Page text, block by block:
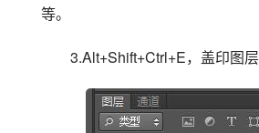
等。
3.Alt+Shift+Ctrl+E，盖印图层